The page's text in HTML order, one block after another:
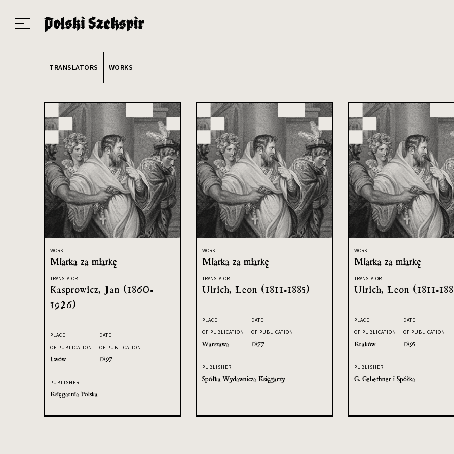
TRANSLATORS WORKS
WORK
Miarka za miarkę
TRANSLATOR
Kasprowicz, Jan (1860-
1926)
PLACE
OF PUBLICATION
Lwów
DATE
OF PUBLICATION
1897
PUBLISHER
Księgarnia Polska
WORK
Miarka za miarkę
TRANSLATOR
Ulrich, Leon (1811-1885)
PLACE
OF PUBLICATION
Warszawa
DATE
OF PUBLICATION
1877
PUBLISHER
Spółka Wydawnicza Księgarzy
WORK
Miarka za miarkę
TRANSLATOR
Ulrich, Leon (1811-
PLACE
OF PUBLICATION
Kraków
DATE
OF PUBLICATION
1895
PUBLISHER
G. Gebethner i Spółka